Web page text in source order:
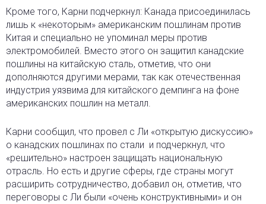
Кроме того, Карни подчеркнул: Канада присоединилась
лишь к «некоторым» американским пошлинам против
Китая и специально не упоминал меры против
электромобилей. Вместо этого он защитил канадские
пошлины на китайскую сталь, отметив, что они
дополняются другими мерами, так как отечественная
индустрия уязвима для китайского демпинга на фоне
американских пошлин на металл.
Карни сообщил, что провел с Ли «открытую дискуссию»
о канадских пошлинах по стали и подчеркнул, что
«решительно» настроен защищать национальную
отрасль. Но есть и другие сферы, где страны могут
расширить сотрудничество, добавил он, отметив, что
переговоры с Ли были «очень конструктивными» и он